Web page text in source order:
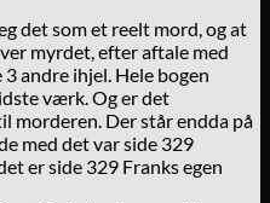
det som et reelt mord, og at
myrdet, efter aftale med
andre ihjel. Hele bogen
værk. Og er det
morderen. Der står endda på
med det var side 329
er side 329 Franks egen